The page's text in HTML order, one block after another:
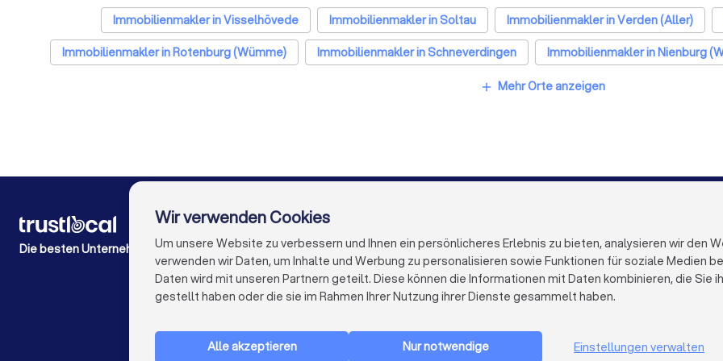
Immobilienmakler in Visselhövede Immobilienmakler in Soltau Immobilienmakler in Verden (Aller)
Immobilienmakler in Rotenburg (Wümme)
Immobilienmakler in Schneverdingen Immobilienmakler in Nienburg
Immobilienmakler in Berlin
Immobilienmakler in Leipzig
Immobilienmakler in Duisburg Immobilienmakler in Bochum
add Mehr Orte anzeigen
Die besten Unternehmen für Sie
FÜR PRIVATPERSONEN
Wie es funktioniert
Experten-Blogs
Kostenaufstellungen
Beschwerde über Firma
Studien & Einblicke
Firmenprofil löschen
Trustlocal Top Pro
Erfahrungen
Impulse
Über
Arbeiten bei
Kontakt
Datenschutz
Sitemap
Wir verwenden Cookies
Um unsere Website zu verbessern und Ihnen ein persönlicheres Erlebnis zu bieten, analysieren wir den
verwenden wir Daten, um Inhalte und Werbung zu personalisieren sowie Funktionen für soziale Medien
Daten wird mit unseren Partnern geteilt. Diese können die Informationen mit Daten kombinieren, die Sie
gestellt haben oder die sie im Rahmen Ihrer Nutzung ihrer Dienste gesammelt haben.
Alle akzeptieren Nur notwendige Einstellungen verwalten